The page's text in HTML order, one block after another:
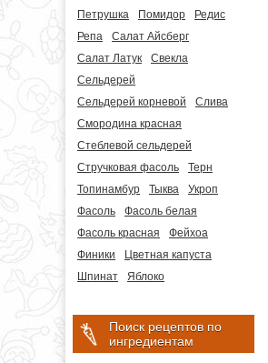
Петрушка
Помидор
Редис
Репа
Салат Айсберг
Салат Латук
Свекла
Сельдерей
Сельдерей корневой
Слива
Смородина красная
Стеблевой сельдерей
Стручковая фасоль
Терн
Топинамбур
Тыква
Укроп
Фасоль
Фасоль белая
Фасоль красная
Фейхоа
Финики
Цветная капуста
Шпинат
Яблоко
Поиск рецептов по
ингредиентам